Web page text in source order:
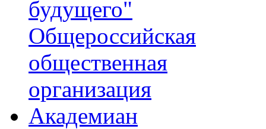
будущего"
Общероссийская
общественная
организация
Академиан